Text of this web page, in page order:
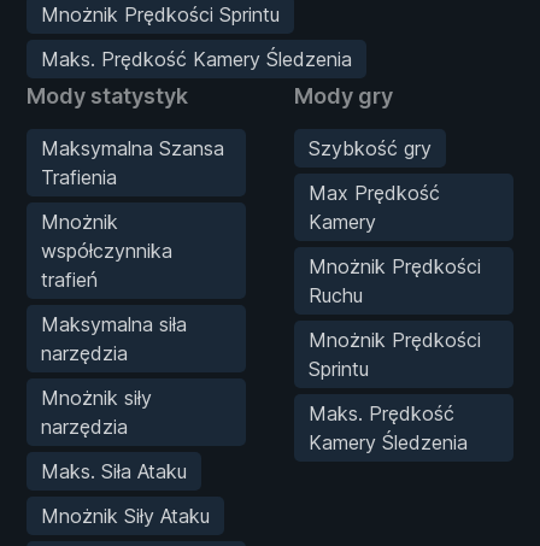
Mnożnik Prędkości Sprintu
Maks. Prędkość Kamery Śledzenia
Mody statystyk
Maksymalna Szansa
Trafienia
Mnożnik
współczynnika
trafień
Maksymalna siła
narzędzia
Mnożnik siły
narzędzia
Maks. Siła Ataku
Mnożnik Siły Ataku
Mody gry
Szybkość gry
Max Prędkość
Kamery
Mnożnik Prędkości
Ruchu
Mnożnik Prędkości
Sprintu
Maks. Prędkość
Kamery Śledzenia